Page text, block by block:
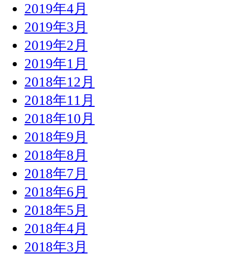
2019年4月
2019年3月
2019年2月
2019年1月
2018年12月
2018年11月
2018年10月
2018年9月
2018年8月
2018年7月
2018年6月
2018年5月
2018年4月
2018年3月